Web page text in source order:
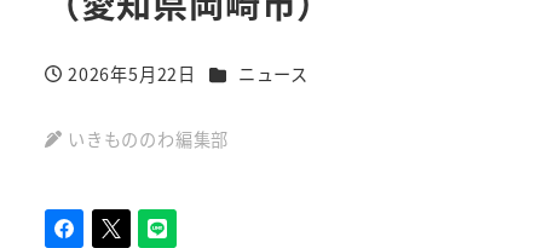
投稿日
2026年5月22日 カテゴリー
ニュース
いきもののわ編集部